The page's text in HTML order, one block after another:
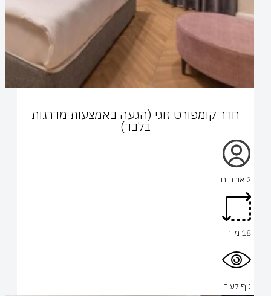
חדר קומפורט זוגי (הגעה באמצעות מדרגות
בלבד)
2 אורחים
18 מ"ר
נוף לעיר